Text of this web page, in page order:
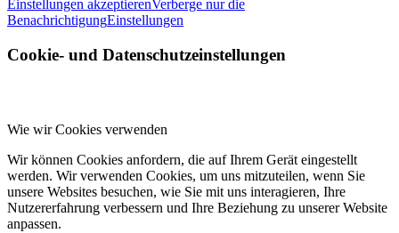
Einstellungen akzeptierenVerberge nur die
BenachrichtigungEinstellungen
Cookie- und Datenschutzeinstellungen
Wie wir Cookies verwenden
Wir können Cookies anfordern, die auf Ihrem Gerät eingestellt
werden. Wir verwenden Cookies, um uns mitzuteilen, wenn Sie
unsere Websites besuchen, wie Sie mit uns interagieren, Ihre
Nutzererfahrung verbessern und Ihre Beziehung zu unserer Website
anpassen.